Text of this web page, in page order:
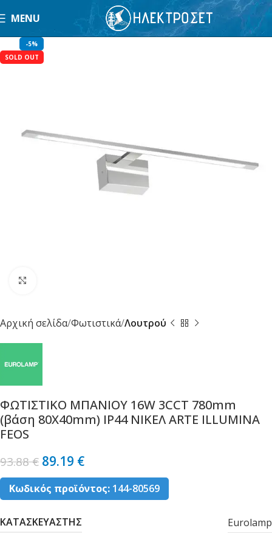
MENU
-5%
SOLD OUT
Αρχική σελίδα Φωτιστικά Λουτρού
ΦΩΤΙΣΤΙΚΟ ΜΠΑΝΙΟΥ 16W 3CCT 780mm
(βάση 80X40mm) IP44 ΝΙΚΕΛ ARTE ILLUMINA
FEOS
93.88€ 89.19 €
Κωδικός προϊόντος: 144-80569
ΚΑΤΑΣΚΕΥΑΣΤΗΣ Eurolamp